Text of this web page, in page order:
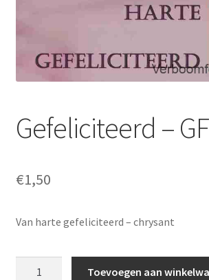
Gefeliciteerd –
€1,50
Van harte gefeliciteerd – chrysant
Toevoegen aan